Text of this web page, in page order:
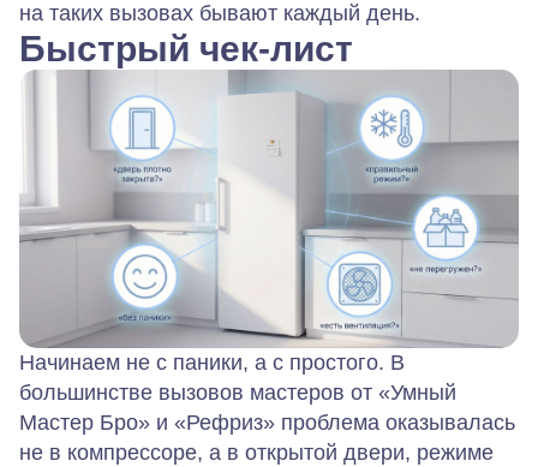
на таких вызовах бывают каждый день.
Быстрый чек‑лист
Начинаем не с паники, а с простого. В
большинстве вызовов мастеров от «Умный
Мастер Бро» и «Рефриз» проблема оказывалась
не в компрессоре, а в открытой двери, режиме